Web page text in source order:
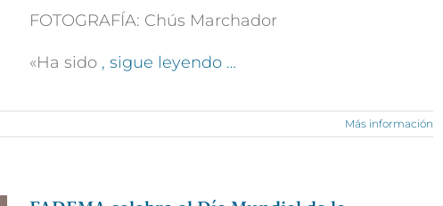
FOTOGRAFÍA: Chús Marchador
«Ha sido , sigue leyendo …
Más información